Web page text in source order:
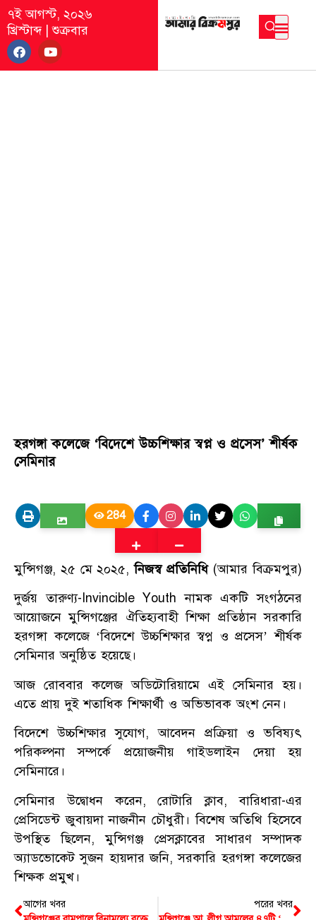
৭ই আগস্ট, ২০২৬
খ্রিস্টাব্দ|শুক্রবার
হরগঙ্গা কলেজে ‘বিদেশে উচ্চশিক্ষার স্বপ্ন ও প্রসেস’ শীর্ষক
সেমিনার
284
মুন্সিগঞ্জ, ২৫ মে ২০২৫,নিজস্ব প্রতিনিধি (আমার বিক্রমপুর)
দুর্জয় তারুণ্য-Invincible Youth নামক একটি সংগঠনের
আয়োজনে মুন্সিগঞ্জের ঐতিহ্যবাহী শিক্ষা প্রতিষ্ঠান সরকারি
হরগঙ্গা কলেজে ‘বিদেশে উচ্চশিক্ষার স্বপ্ন ও প্রসেস’ শীর্ষক
সেমিনার অনুষ্ঠিত হয়েছে।
আজ রোববার কলেজ অডিটোরিয়ামে এই সেমিনার হয়।
এতে প্রায় দুই শতাধিক শিক্ষার্থী ও অভিভাবক অংশ নেন।
বিদেশে উচ্চশিক্ষার সুযোগ, আবেদন প্রক্রিয়া ও ভবিষ্যৎ
পরিকল্পনা সম্পর্কে প্রয়োজনীয় গাইডলাইন দেয়া হয়
সেমিনারে।
সেমিনার উদ্বোধন করেন, রোটারি ক্লাব, বারিধারা-এর
প্রেসিডেন্ট জুবায়দা নাজনীন চৌধুরী। বিশেষ অতিথি হিসেবে
উপস্থিত ছিলেন, মুন্সিগঞ্জ প্রেসক্লাবের সাধারণ সম্পাদক
অ্যাডভোকেট সুজন হায়দার জনি, সরকারি হরগঙ্গা কলেজের
শিক্ষক প্রমুখ।
আগের খবর
পরের খবর